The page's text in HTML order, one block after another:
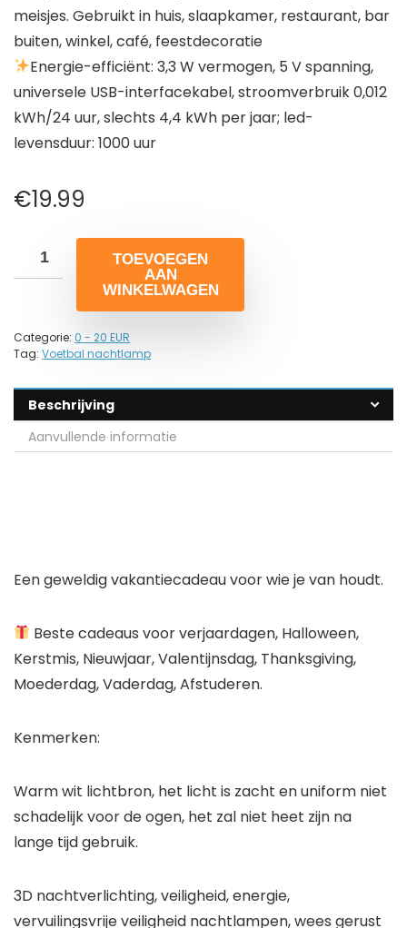
meisjes. Gebruikt in huis, slaapkamer, restaurant, bar
buiten, winkel, café, feestdecoratie
Energie-efficiënt: 3,3 W vermogen, 5 V spanning,
universele USB-interfacekabel, stroomverbruik 0,012
kWh/24 uur, slechts 4,4 kWh per jaar; led-
levensduur: 1000 uur
€19.99
TOEVOEGEN
AAN
WINKELWAGEN
Categorie: 0 - 20 EUR
Tag: Voetbal nachtlamp
Beschrijving
Aanvullende informatie
Een geweldig vakantiecadeau voor wie je van houdt.
Beste cadeaus voor verjaardagen, Halloween,
Kerstmis, Nieuwjaar, Valentijnsdag, Thanksgiving,
Moederdag, Vaderdag, Afstuderen.
Kenmerken:
Warm wit lichtbron, het licht is zacht en uniform niet
schadelijk voor de ogen, het zal niet heet zijn na
lange tijd gebruik.
3D nachtverlichting, veiligheid, energie,
vervuilingsvrije veiligheid nachtlampen, wees gerust